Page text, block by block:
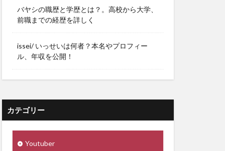
バヤシの職歴と学歴とは？。高校から大学、
前職までの経歴を詳しく
issei/ いっせいは何者？本名やプロフィー
ル、年収を公開！
カテゴリー
Youtuber